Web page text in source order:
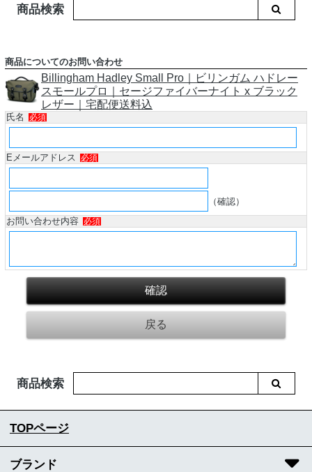
商品検索
商品についてのお問い合わせ
Billingham Hadley Small Pro｜ビリンガム ハドレー
スモールプロ｜セージファイバーナイト x ブラック
レザー｜宅配便送料込
氏名 必須
Eメールアドレス 必須
（確認）
お問い合わせ内容
必須
商品検索
TOPページ
ブランド